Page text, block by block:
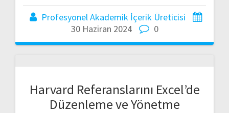
Profesyonel Akademik İçerik Üreticisi
30 Haziran 2024
0
Harvard Referanslarını Excel’de
Düzenleme ve Yönetme